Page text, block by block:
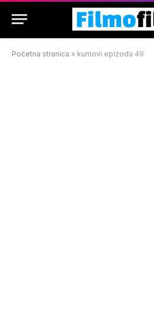
Početna stranica » kumovi epizoda 49